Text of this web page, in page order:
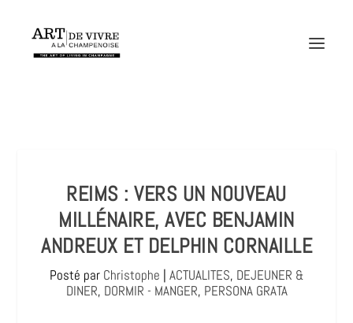
REIMS : VERS UN NOUVEAU
MILLÉNAIRE, AVEC BENJAMIN
ANDREUX ET DELPHIN CORNAILLE
Posté par Christophe | ACTUALITES, DEJEUNER &
DINER, DORMIR - MANGER, PERSONA GRATA